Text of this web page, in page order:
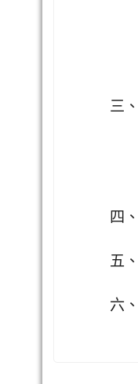
三、
四、
五、
六、